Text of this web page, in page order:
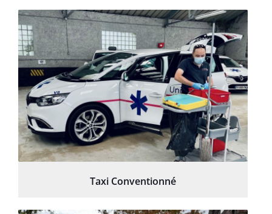
Taxi Conventionné